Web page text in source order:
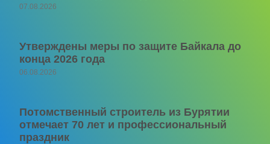
07.08.2026
Утверждены меры по защите Байкала до
конца 2026 года
06.08.2026
Потомственный строитель из Бурятии
отмечает 70 лет и профессиональный
праздник